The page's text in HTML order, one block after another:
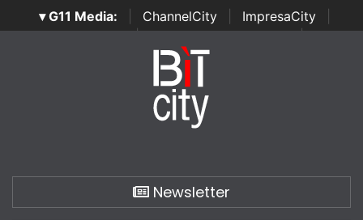
▾ G11 Media: ChannelCity ImpresaCity
SecurityOpenLab | Italian Channel Awards | Italian
Italian Security Awards
Newsletter